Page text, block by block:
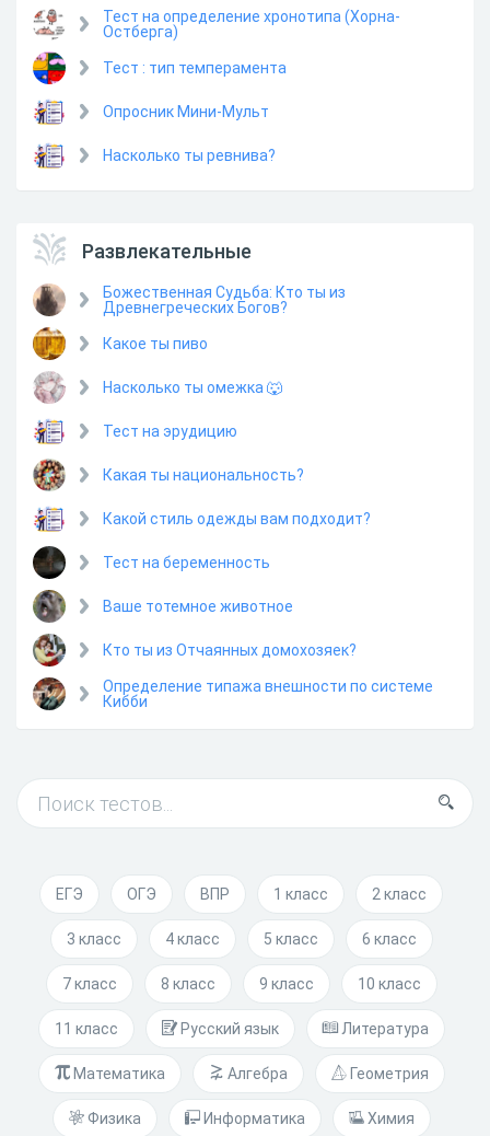
Тест на определение хронотипа (Хорна-
Остберга)
Тест : тип темперамента
Опросник Мини-Мульт
Насколько ты ревнива?
Развлекательные
Божественная Судьба: Кто ты из
Древнегреческих Богов?
Какое ты пиво
Насколько ты омежка 🐺
Тест на эрудицию
Какая ты национальность?
Какой стиль одежды вам подходит?
Тест на беременность
Ваше тотемное животное
Кто ты из Отчаянных домохозяек?
Определение типажа внешности по системе
Кибби
ЕГЭ ОГЭ ВПР 1 класс 2 класс
3 класс 4 класс 5 класс 6 класс
7 класс 8 класс 9 класс 10 класс
11 класс Русский язык Литература
Математика Алгебра Геометрия
Физика Информатика Химия